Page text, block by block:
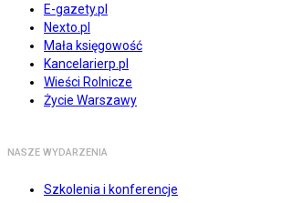
E-gazety.pl
Nexto.pl
Mała księgowość
Kancelarierp.pl
Wieści Rolnicze
Życie Warszawy
NASZE WYDARZENIA
Szkolenia i konferencje